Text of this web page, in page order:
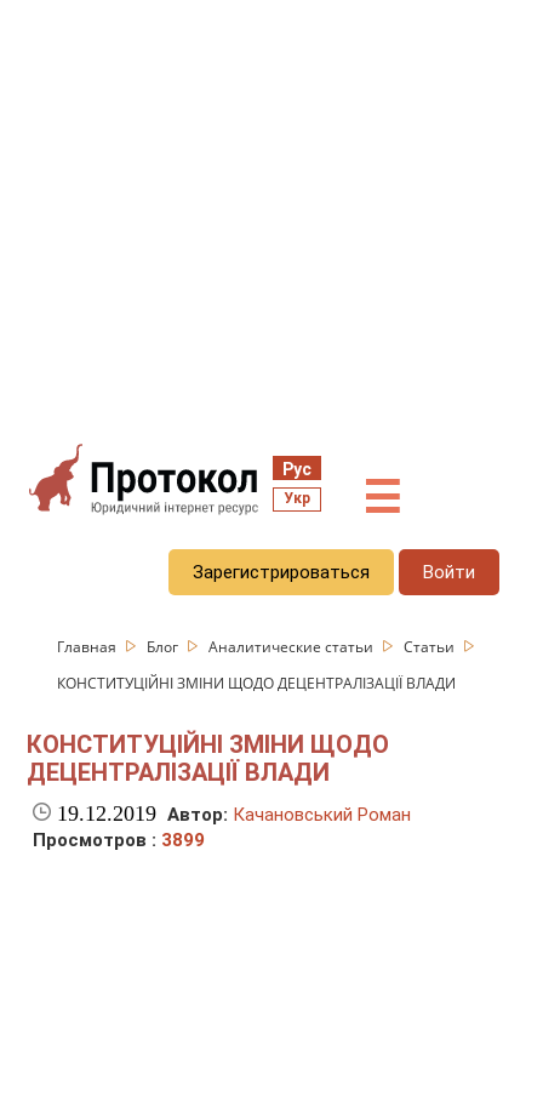
Рус
Укр ☰
Зарегистрироваться Войти
Главная Блог Аналитические статьи
Статьи
КОНСТИТУЦІЙНІ ЗМІНИ ЩОДО ДЕЦЕНТРАЛІЗАЦІЇ ВЛАДИ
КОНСТИТУЦІЙНІ ЗМІНИ ЩОДО
ДЕЦЕНТРАЛІЗАЦІЇ ВЛАДИ
19.12.2019 Автор: Качановський Роман
Просмотров : 3899